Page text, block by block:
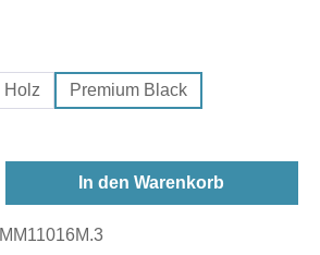
Holz
Premium Black
In den Warenkorb
MM11016M.3